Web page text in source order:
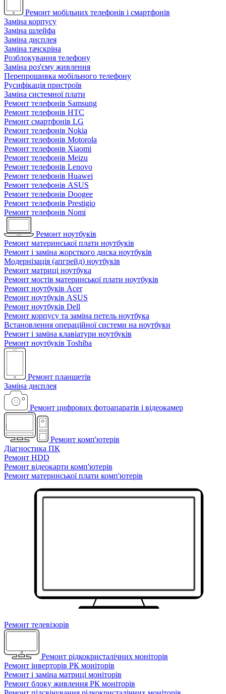
Ремонт мобільних телефонів і смартфонів
Заміна корпусу
Заміна шлейфа
Заміна дисплея
Заміна тачскріна
Розблокування телефону
Заміна роз'єму живлення
Перепрошивка мобільного телефону
Русифікація пристроїв
Заміна системної плати
Ремонт телефонів Samsung
Ремонт телефонів HTC
Ремонт смартфонів LG
Ремонт телефонів Nokia
Ремонт телефонів Motorola
Ремонт телефонів Xiaomi
Ремонт телефонів Meizu
Ремонт телефонів Lenovo
Ремонт телефонів Huawei
Ремонт телефонів ASUS
Ремонт телефонів Doogee
Ремонт телефонів Prestigio
Ремонт телефонів Nomi
Ремонт ноутбуків
Ремонт материнської плати ноутбуків
Ремонт і заміна жорсткого диска ноутбуків
Модернізація (апгрейд) ноутбуків
Ремонт матриці ноутбука
Ремонт мостів материнської плати ноутбуків
Ремонт ноутбуків Acer
Ремонт ноутбуків ASUS
Ремонт ноутбуків Dell
Ремонт корпусу та заміна петель ноутбука
Встановлення операційної системи на ноутбуки
Ремонт і заміна клавіатури ноутбуків
Ремонт ноутбуків Toshiba
Ремонт планшетів
Заміна дисплея
Ремонт цифрових фотоапаратів і відеокамер
Ремонт комп'ютерів
Діагностика ПК
Ремонт HDD
Ремонт відеокарти комп'ютерів
Ремонт материнської плати комп'ютерів
Ремонт телевізорів
Ремонт рідкокристалічних моніторів
Ремонт інверторів РК моніторів
Ремонт і заміна матриці моніторів
Ремонт блоку живлення РК моніторів